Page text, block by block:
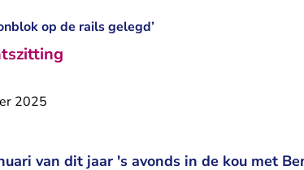
op de rails gelegd’
2025
van dit jaar 's avonds in de kou met